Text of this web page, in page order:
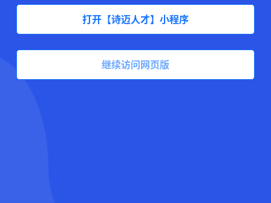
打开【诗迈人才】小程序
继续访问网页版